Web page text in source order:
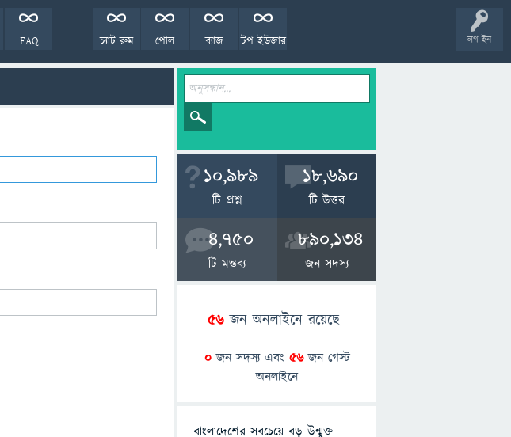
লগ ইন
FAQ টপ ইউজার
ব্যাজ
পোল
চ্যাট রুম
10,989
টি প্রশ্ন
18,690
টি উত্তর
4,750
টি মন্তব্য
890,134
জন সদস্য
56 জন অনলাইনে রয়েছে
0জন সদস্য এবং 56জন গেস্ট
অনলাইনে
বাংলাদেশের সবচেয়ে বড় উন্মুক্ত